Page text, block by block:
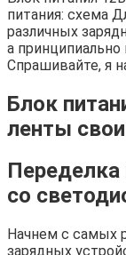
питания: схема
различных
а
Спрашивайте, я
Блок
ленты
со
Начнем с самых
зарядных